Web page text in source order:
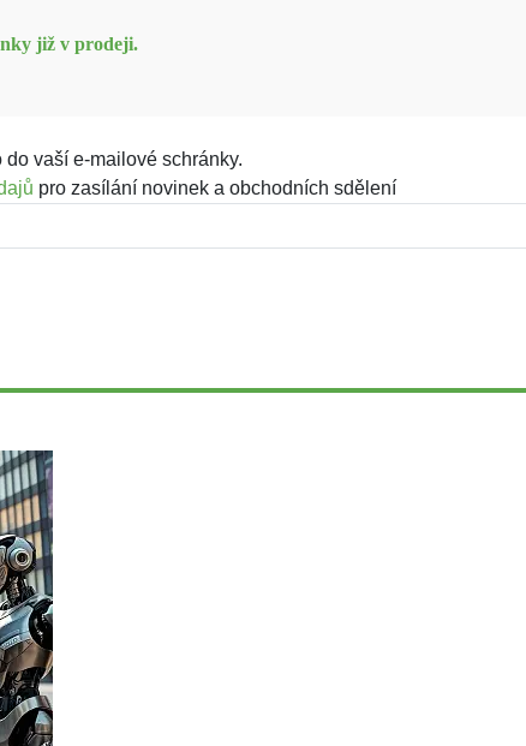
již v prodeji.
vaší e-mailové schránky.
pro zasílání novinek a obchodních sdělení